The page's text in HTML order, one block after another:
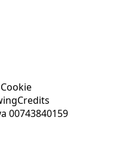
Credits
00743840159